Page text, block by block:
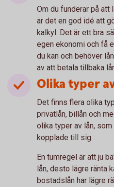
Om du funderar på att
är det en god idé att
kalkyl. Det är ett bra
egen ekonomi och få
du kan och behöver
av att betala tillbaka
Olika typer
Det finns flera olika
privatlån, billån och
olika typer av lån,
kopplade till sig.
En tumregel är att ju
lån, desto lägre ränta
bostadslån har lägre